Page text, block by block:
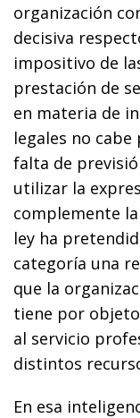
organización
decisiva
impositivo de
prestación de
en materia de
legales no
falta de
utilizar la
complemente
ley ha
categoría una
que la
tiene por
al servicio
distintos
En esa